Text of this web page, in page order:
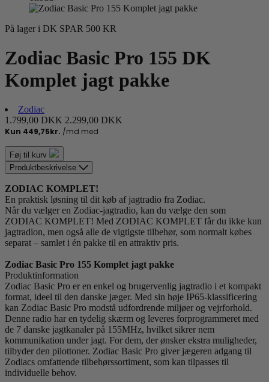
På lager i DK SPAR 500 KR
Zodiac Basic Pro 155 DK
Komplet jagt pakke
Zodiac
1.799,00 DKK 2.299,00 DKK
Føj til kurv
Produktbeskrivelse
ZODIAC KOMPLET!
En praktisk løsning til dit køb af jagtradio fra Zodiac.
Når du vælger en Zodiac-jagtradio, kan du vælge den som
ZODIAC KOMPLET! Med ZODIAC KOMPLET får du ikke kun
jagtradion, men også alle de vigtigste tilbehør, som normalt købes
separat – samlet i én pakke til en attraktiv pris.
Zodiac Basic Pro 155 Komplet jagt pakke
Produktinformation
Zodiac Basic Pro er en enkel og brugervenlig jagtradio i et kompakt
format, ideel til den danske jæger. Med sin høje IP65-klassificering
kan Zodiac Basic Pro modstå udfordrende miljøer og vejrforhold.
Denne radio har en tydelig skærm og leveres forprogrammeret med
de 7 danske jagtkanaler på 155MHz, hvilket sikrer nem
kommunikation under jagt. For dem, der ønsker ekstra muligheder,
tilbyder den pilottoner. Zodiac Basic Pro giver jægeren adgang til
Zodiacs omfattende tilbehørssortiment, som kan tilpasses til
individuelle behov.